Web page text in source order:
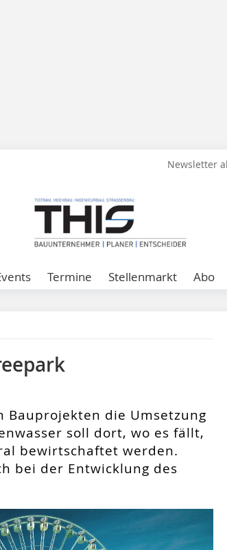
Newsletter
Termine Stellenmarkt Abo
die Umsetzung
soll dort, wo es fällt,
bewirtschaftet werden.
bei der Entwicklung des